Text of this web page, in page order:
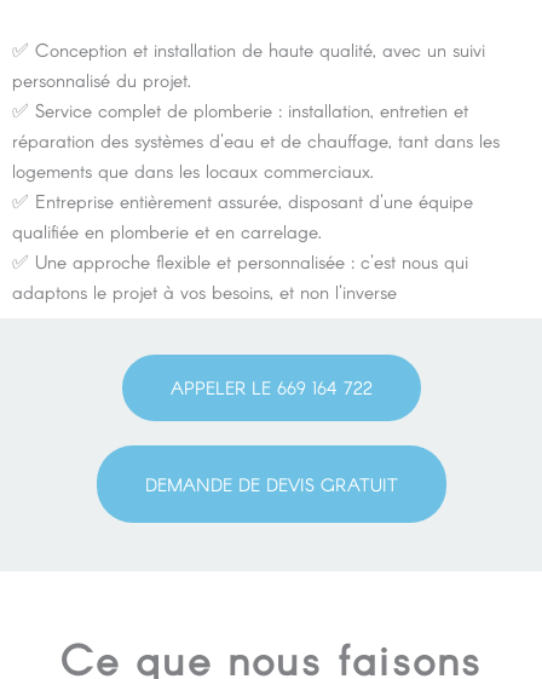
✅ Conception et installation de haute qualité, avec un suivi
personnalisé du projet.
✅ Service complet de plomberie : installation, entretien et
réparation des systèmes d'eau et de chauffage, tant dans les
logements que dans les locaux commerciaux.
✅ Entreprise entièrement assurée, disposant d'une équipe
qualifiée en plomberie et en carrelage.
✅ Une approche flexible et personnalisée : c'est nous qui
adaptons le projet à vos besoins, et non l'inverse
APPELER LE 669 164 722
DEMANDE DE DEVIS GRATUIT
Ce que nous faisons